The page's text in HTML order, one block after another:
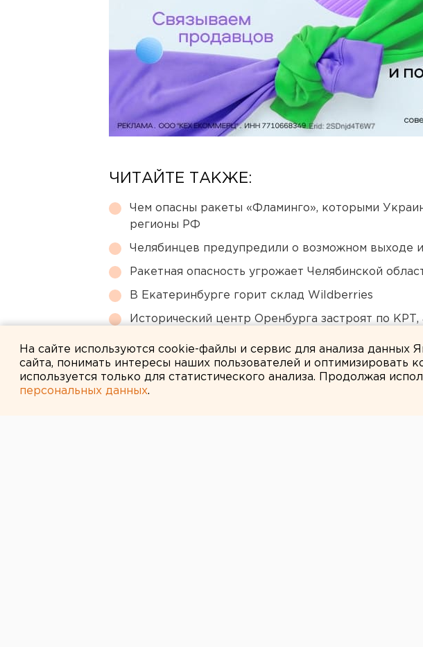
ЧИТАЙТЕ ТАКЖЕ:
Чем опасны ракеты «Фламинго», которыми
регионы РФ
Челябинцев предупредили о возможном выходе
Ракетная опасность угрожает Челябинской
В Екатеринбурге горит склад Wildberries
Исторический центр Оренбурга застроят по КРТ,
На сайте используются cookie-файлы и сервис для анализа данных
сайта, понимать интересы наших пользователей и оптимизировать
используется только для статистического анализа. Продолжая
персональных данных.